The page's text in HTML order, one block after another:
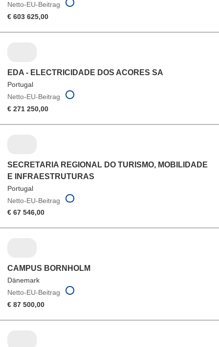
Netto-EU-Beitrag
€ 603 625,00
EDA - ELECTRICIDADE DOS ACORES SA
Portugal
Netto-EU-Beitrag
€ 271 250,00
SECRETARIA REGIONAL DO TURISMO, MOBILIDADE
E INFRAESTRUTURAS
Portugal
Netto-EU-Beitrag
€ 67 546,00
CAMPUS BORNHOLM
Dänemark
Netto-EU-Beitrag
€ 87 500,00